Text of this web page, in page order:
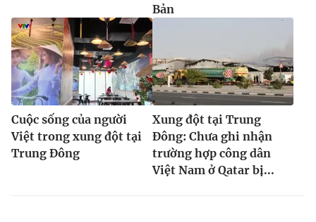
Bản
Cuộc sống của người
Việt trong xung đột tại
Trung Đông
Xung đột tại Trung
Đông: Chưa ghi nhận
trường hợp công dân
Việt Nam ở Qatar bị...